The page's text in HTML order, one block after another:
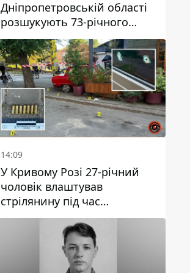
Дніпропетровській області
розшукують 73-річного
чоловіка
14:09
У Кривому Розі 27-річний
чоловік влаштував
стрілянину під час
конфлікту: є поранений